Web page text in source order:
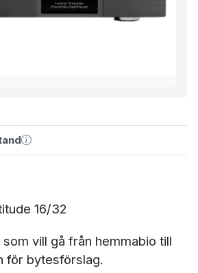
16/32
vill gå från hemmabio till
för bytesförslag.